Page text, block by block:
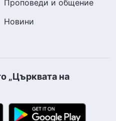
Проповеди и общение
Новини
„Църквата на